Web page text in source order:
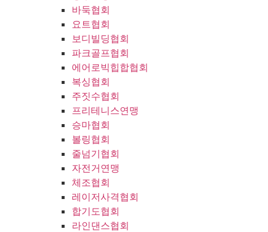
바둑협회
요트협회
보디빌딩협회
파크골프협회
에어로빅힙합협회
복싱협회
주짓수협회
프리테니스연맹
승마협회
볼링협회
줄넘기협회
자전거연맹
체조협회
레이저사격협회
합기도협회
라인댄스협회